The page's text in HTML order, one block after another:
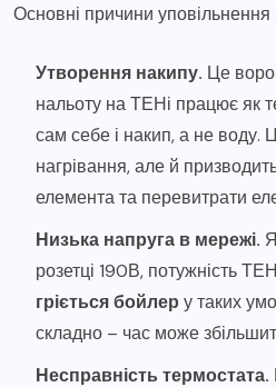
Основні причини уповільнення
Утворення накипу. Це
нальоту на ТЕНі працює як
сам себе і накип, а не воду.
нагрівання, але й
елемента та перевитрати
Низька напруга в мережі.
розетці 190В, потужність
гріється бойлер у таких
складно – час може
Несправність термостата.